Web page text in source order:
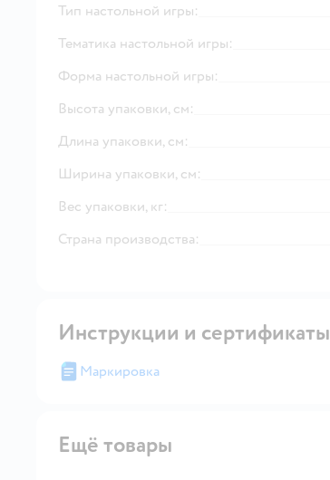
Тип настольной игры:
Тематика настольной игры:
Форма настольной игры:
Высота упаковки, см:
Длина упаковки, см:
Ширина упаковки, см:
Вес упаковки, кг:
Страна производства:
Инструкции и сертификаты
Маркировка
Ещё товары